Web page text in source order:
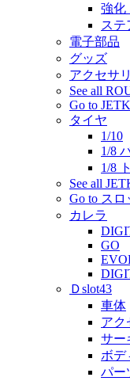
強化
ステ
電子部品
グッズ
アクセサ
See all
Go to
タイヤ
1/10
1/8
1/8
See all
Go to ス
カレラ
GO
Ｄslot43
車体
アク
サー
ボデ
パー